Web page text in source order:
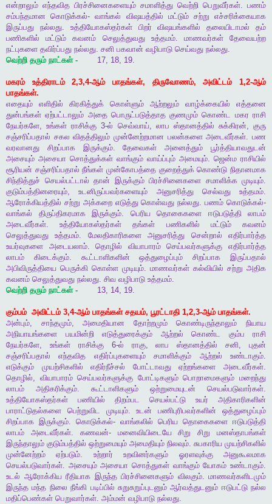
என்றாலும் எந்தவித பிரச்சினைகளையும் சமாளித்து வெற்றி பெறுவீர்கள். பணம்
சம்பந்தமான
கொடுக்கல்-வாங்கல் விஷயத்தில் மட்டும் சற்று
எச்சரிக்கையாக
இருப்பது
நல்லது. உத்தியோகஸ்தர்கள் பிறர் விஷயங்களில் தலையிடாமல்
தம்
பணிகளில்
மட்டும் கவனம் செலுத்துவது உத்தமம். மாணவர்கள்
தேவையற்ற
நட்புகளை தவிர்ப்பது நல்லது. சனி பகவான் வழிபாடு செய்வது நல்லது.
வெற்றி தரும் நாட்கள்- 17, 18, 19.
மகரம் உத்திராடம்2,3,4-ஆம் பாதங்கள், திருவோணம்,அவிட்டம்1,2-ஆம்
பாதங்கள்.
எதையும்
எளிதில் கிரகித்துக் கொள்ளும் ஆற்றலும் வாழ்க்கையில்
எத்தனை
துன்பங்கள் ஏற்பட்டாலும் அதை பொருட்படுத்தாத குணமும் கொண்ட மகர ராசி
நேயர்களே,உங்கள் ராசிக்கு 3-ல் செவ்வாய், லாப ஸ்தானத்தில் சுக்கிரன், குரு
சஞ்சரிப்பதால் சகல விதத்திலும் முன்னேற்றமான பலன்களை அடைவீர்கள்.பண
வரவானது
சிறப்பாக இருக்கும்.தேவைகள் அனைத்தும்
பூர்த்தியாவதுடன்
அசையும் அசையா சொத்துக்கள் வாங்கும் வாய்ப்பும் அமையும். ஜென்ம ராசியில்
சூரியன் சஞ்சரிப்பதால் நீங்கள் முன்கோபத்தை குறைத்துக் கொண்டு நிதானமாக
சிந்தித்துச் செயல்பட்டால் தான் இருக்கும் பிரச்சினைகளை சமாளிக்க முடியும்.
குடும்பத்தினரையும்,உடனிருப்பவர்களையும் அனுசரித்து செல்வது உத்தமம்.
ஆரோக்கியத்தில் சற்று அக்கறை எடுத்து கொள்வது நல்லது.பணம் கொடுக்கல்-
வாங்கல்
திருப்திகரமாக இருக்கும். பெரிய தொகைகளை ஈடுபடுத்தி
லாபம்
அடைவீர்கள்.உத்தியோகஸ்தர்கள் தங்கள் பணிகளில் மட்டும்
கவனம்
செலுத்துவது
உத்தமம். மேலதிகாரிகளை அனுசரித்து சென்றால்
எதிர்பார்த்த
உயர்வுகளை
அடையலாம்.தொழில் வியாபாரம் செய்பவர்களுக்கு
எதிர்பார்த்த
லாபம்
கிடைக்கும். கூட்டாளிகளின் ஒத்துழைப்பும் சிறப்பாக
இருப்பதால்
அபிவிருத்தியை பெருக்கி கொள்ள முடியும். மாணவர்கள் கல்வியில் சற்று அதிக
கவனம் செலுத்துவது நல்லது. சிவ வழிபாடு உத்தமம்.
வெற்றி தரும் நாட்கள்- 13, 14, 19.
கும்பம் அவிட்டம்3,4-ஆம் பாதங்கள் சதயம், பூரட்டாதி 1,2,3-ஆம் பாதங்கள்.
அன்பும், சாந்தமும்,அமைதியான தோற்றமும் கொண்டிருந்தாலும்
நியாய
அநியாயங்களை
பயமின்றி எடுத்துரைக்கும் ஆற்றல் கொண்ட கும்ப
ராசி
நேயர்களே, உங்கள் ராசிக்கு6-ல் ராகு,லாப ஸ்தானத்தில் சனி, புதன்
சஞ்சரிப்பதால்
எந்தவித எதிர்ப்புகளையும் சமாளிக்கும் ஆற்றல் உண்டாகும்.
எடுக்கும்
முயற்சிகளில் எதிர்நீச்சல் போட்டாவது ஏற்றங்களை அடைவீர்கள்.
தொழில், வியாபாரம் செய்பவர்களுக்கு போட்டிகளும் பொறாமைகளும் மறைந்து
லாபம்
அதிகரிக்கும். கூட்டாளிகளும் ஒற்றுமையுடன் செயல்படுவார்கள்.
உத்தியோகஸ்தர்கள்
பணியில் திறம்பட செயல்பட்டு உயர்
அதிகாரிகளின்
பாராட்டுதல்களை
பெற்றுவிட முடியும்.உடன் பணிபுரிபவர்களின்
ஒத்துழைப்பும்
சிறப்பாக இருக்கும். கொடுக்கல்- வாங்கலில் பெரிய தொகைகளை ஈடுபடுத்தி
லாபம்
அடைவீர்கள். கணவன்- மனைவியிடையே சிறு சிறு
மனஸ்தாபங்கள்
இருந்தாலும் குடும்பத்தில் ஒற்றுமையும் அமைதியும் நிலவும். சுபகாரிய முயற்சிகளில்
முன்னேற்றம்
ஏற்படும். உற்றார் உறவினர்களும் ஓரளவுக்கு
அனுகூலமாக
செயல்படுவார்கள். அசையும் அசையா சொத்துகள் வாங்கும் யோகம் உண்டாகும்.
உடல் ஆரோக்கிய ரீதியாக இருந்த பிரச்சினைகளும் விலகும். மாணவர்களிடமும்
இருந்த மந்த நிலை நீங்கி படிப்பில் சுறுசுறுப்புடனும் ஆர்வத்துடனும் ஈடுபட்டு நல்ல
மதிப்பெண்கள் பெறுவார்கள். அம்மன் வழிபாடு நல்லது.